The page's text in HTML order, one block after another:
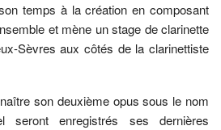
temps à la création en composant
et mène un stage de clarinette
Sèvres aux côtés de la clarinettiste
son deuxième opus sous le nom
seront enregistrés ses dernières